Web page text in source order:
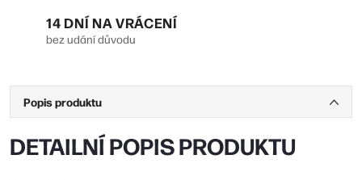
14 DNÍ NA VRÁCENÍ
bez udání důvodu
Popis produktu
DETAILNÍ POPIS PRODUKTU